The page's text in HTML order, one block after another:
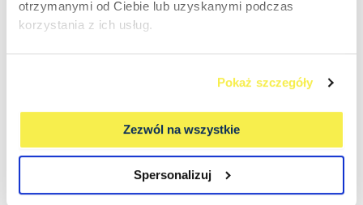
otrzymanymi od Ciebie lub uzyskanymi podczas
korzystania z ich usług.
Pokaż szczegóły
Zezwól na wszystkie
Spersonalizuj
Określenie okresów premiowania
Jak często ma być wypłacana premia? Miesięcznie,
kwartalnie, rocznie? To zależy od kilku czynników.
najczęściej pracownicy na wyższych
szczeblach większą część premii mają
wypłacaną w dłuższych okresach. To
dlatego, że mają istotniejszy wpływ na wyniki